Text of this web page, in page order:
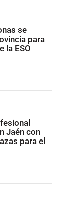
se
para
la ESO
Jaén con
para el